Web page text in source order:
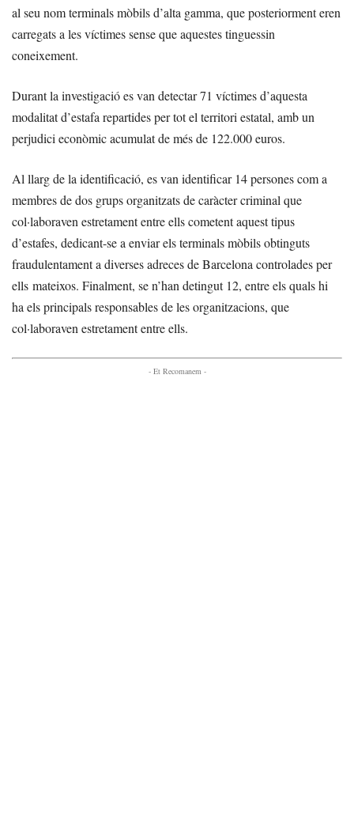
al seu nom terminals mòbils d’alta gamma, que posteriorment eren
carregats a les víctimes sense que aquestes tinguessin
coneixement.
Durant la investigació es van detectar 71 víctimes d’aquesta
modalitat d’estafa repartides per tot el territori estatal, amb un
perjudici econòmic acumulat de més de 122.000 euros.
Al llarg de la identificació, es van identificar 14 persones com a
membres de dos grups organitzats de caràcter criminal que
col·laboraven estretament entre ells cometent aquest tipus
d’estafes, dedicant-se a enviar els terminals mòbils obtinguts
fraudulentament a diverses adreces de Barcelona controlades per
ells mateixos. Finalment, se n’han detingut 12, entre els quals hi
ha els principals responsables de les organitzacions, que
col·laboraven estretament entre ells.
- Et Recomanem -